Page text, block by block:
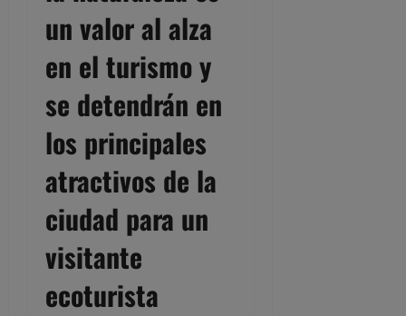
un valor al alza
en el turismo y
se detendrán en
los principales
atractivos de la
ciudad para un
visitante
ecoturista